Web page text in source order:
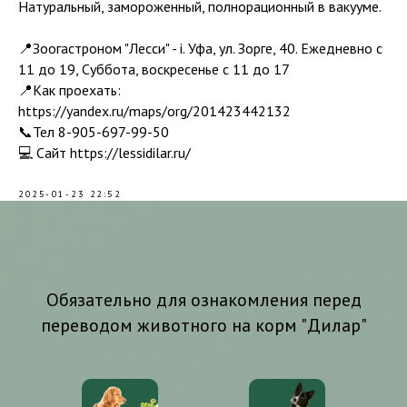
Натуральный, замороженный, полнорационный в вакууме.
📍Зоогастроном "Лесси" - i. Уфа, ул. Зорге, 40. Ежедневно с
11 до 19, Суббота, воскресенье с 11 до 17
📍Как проехать:
https://yandex.ru/maps/org/201423442132
📞Тел 8-905-697-99-50
💻 Сайт https://lessidilar.ru/
2025-01-23 22:52
Обязательно для ознакомления перед
переводом животного на корм "Дилар"